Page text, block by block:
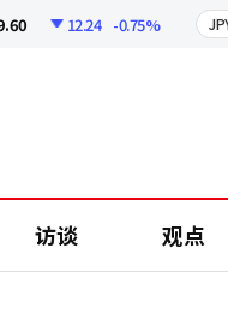
12.24 -0.75% JPY
访谈 观点